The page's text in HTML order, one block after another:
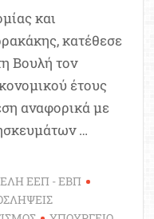
και
κατέθεσε
Βουλή τον
έτους
αναφορικά με
…
ΕΕΠ - ΕΒΠ